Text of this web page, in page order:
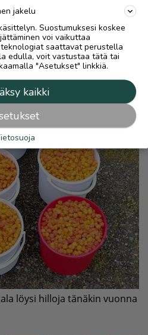
jakelu
Suostumuksesi koskee
voi vaikuttaa
saattavat perustella
edulla, voit vastustaa tätä tai
"Asetukset" linkkiä.
kaikki